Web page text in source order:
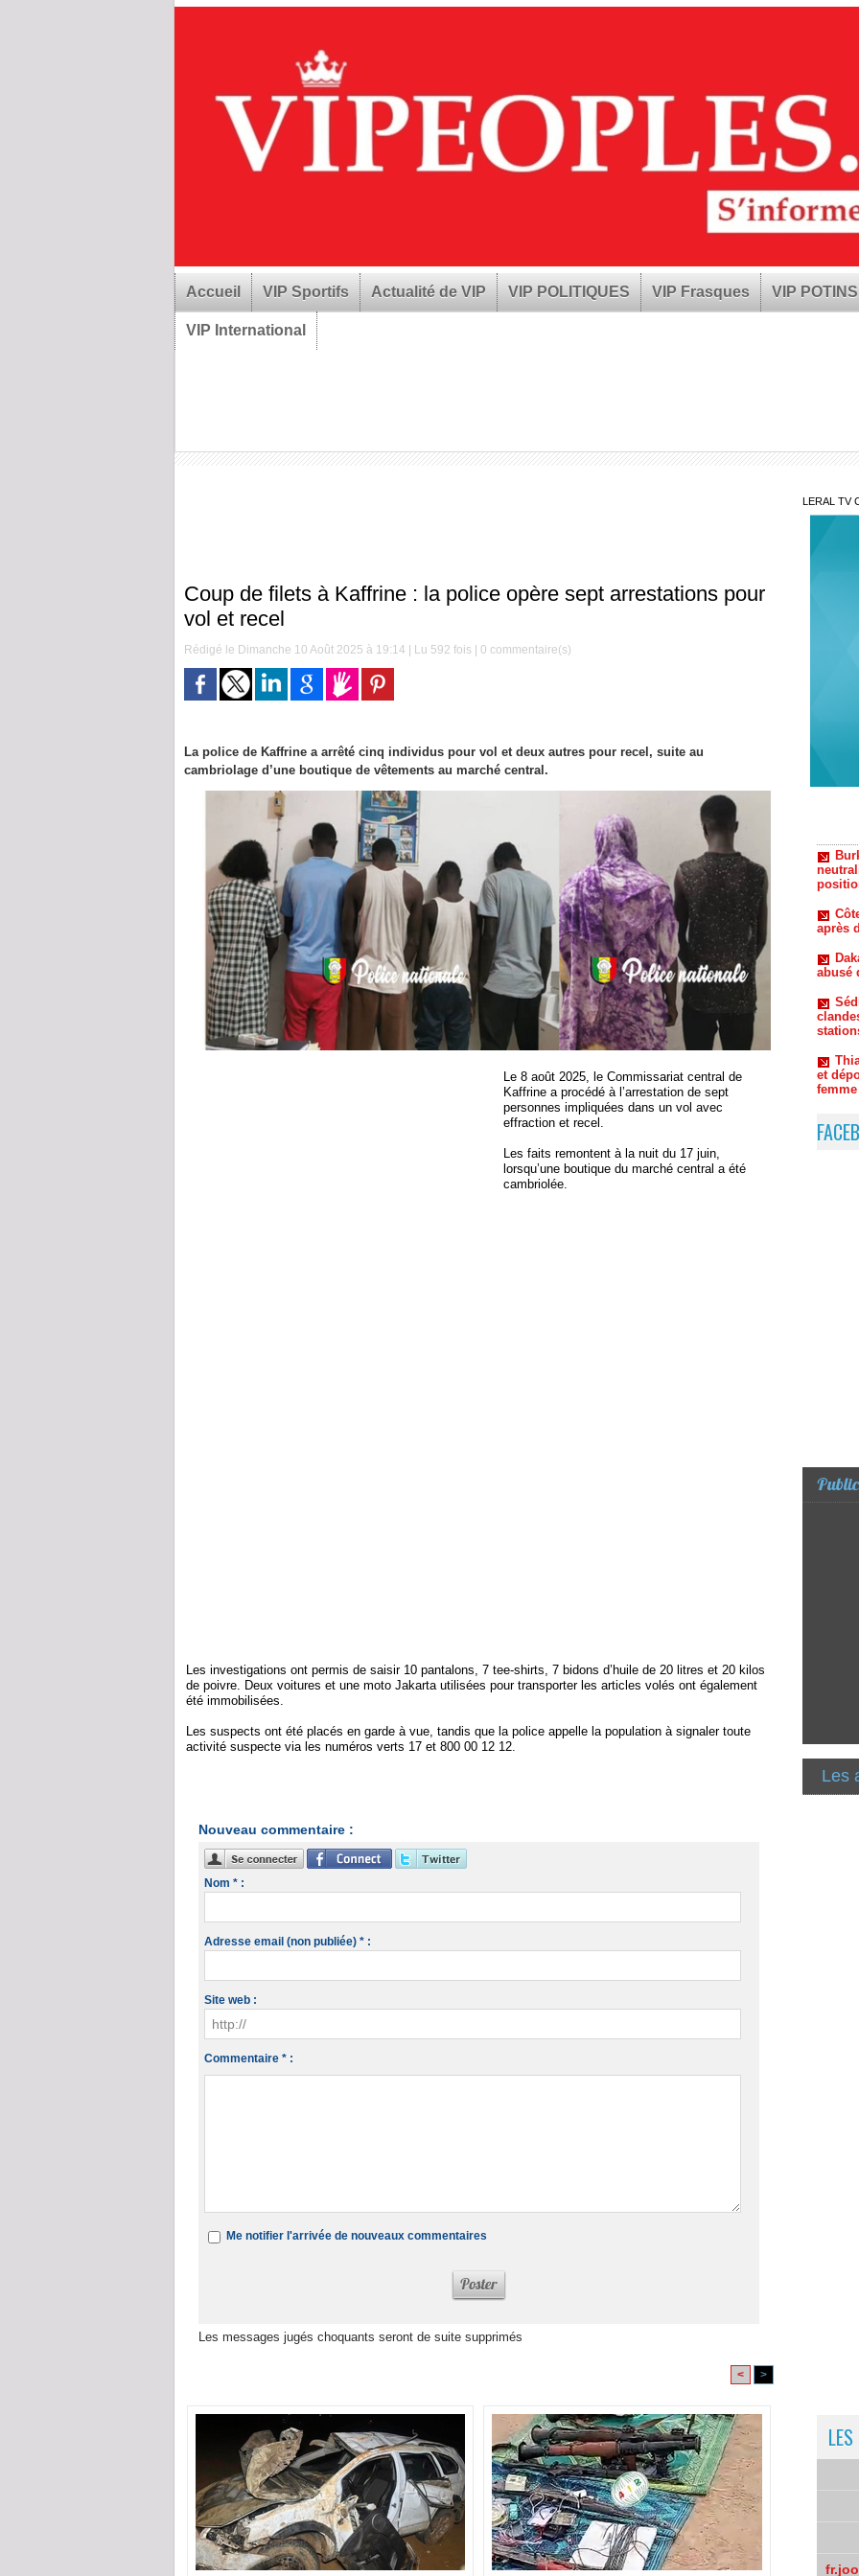
Accueil VIP Sportifs Actualité de VIP VIP POLITIQUES VIP Frasques VIP POTINS
VIP International
Coup de filets à Kaffrine : la police opère sept arrestations pour
vol et recel
Rédigé le Dimanche 10 Août 2025 à 19:14 | Lu 592 fois | 0 commentaire(s)
La police de Kaffrine a arrêté cinq individus pour vol et deux autres pour recel, suite au
cambriolage d’une boutique de vêtements au marché central.
Le 8 août 2025, le Commissariat central de
Kaffrine a procédé à l’arrestation de sept
personnes impliquées dans un vol avec
effraction et recel.
Les faits remontent à la nuit du 17 juin,
lorsqu’une boutique du marché central a été
cambriolée.
Les investigations ont permis de saisir 10 pantalons, 7 tee-shirts, 7 bidons d’huile de 20 litres et 20 kilos
de poivre. Deux voitures et une moto Jakarta utilisées pour transporter les articles volés ont également
été immobilisées.
Les suspects ont été placés en garde à vue, tandis que la police appelle la population à signaler toute
activité suspecte via les numéros verts 17 et 800 00 12 12.
Nouveau commentaire :
Nom * :
Adresse email (non publiée) * :
Site web :
Commentaire * :
Me notifier l'arrivée de nouveaux commentaires
Les messages jugés choquants seront de suite supprimés
< >
LERAL TV
trois
après
abusé
et
Les